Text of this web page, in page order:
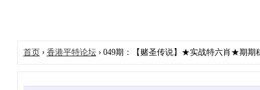
首页› 香港平特论坛› 049期：【赌圣传说】★实战特六肖★期期